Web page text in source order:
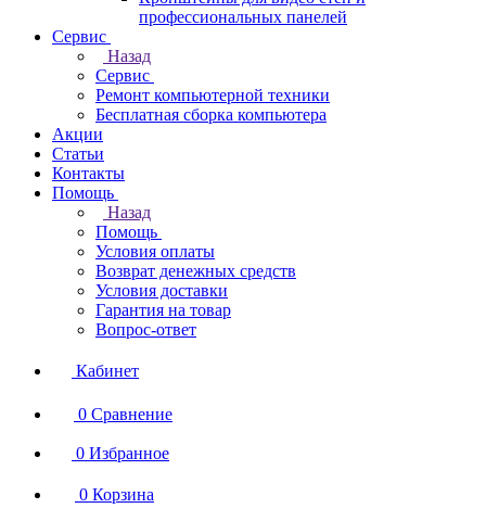
профессиональных панелей
Сервис
Назад
Сервис
Ремонт компьютерной техники
Бесплатная сборка компьютера
Акции
Статьи
Контакты
Помощь
Назад
Помощь
Условия оплаты
Возврат денежных средств
Условия доставки
Гарантия на товар
Вопрос-ответ
Кабинет
0 Сравнение
0 Избранное
0 Корзина